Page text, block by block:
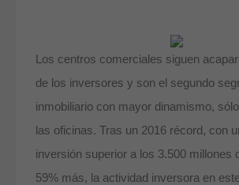
Los centros comerciales siguen
de los inversores y son el segundo
inmobiliario con mayor dinamismo,
las oficinas. Tras un 2016 récord, con
inversión superior a los 3.500 millones
59% más, la actividad inversora en